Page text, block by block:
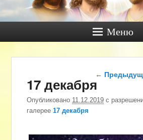
Меню
Навигация
←
17 декабря
Опубликовано 11.12.2019 с
галерее17 декабря